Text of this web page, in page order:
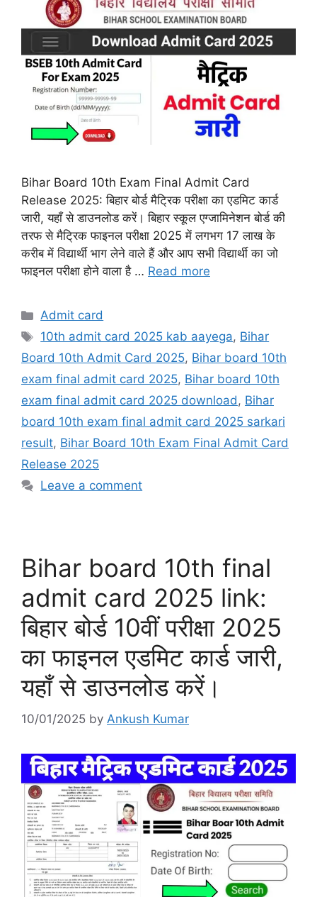
Bihar Board 10th Exam Final Admit Card
Release 2025: बिहार बोर्ड मैट्रिक परीक्षा का एडमिट कार्ड
जारी, यहाँ से डाउनलोड करें। बिहार स्कूल एग्जामिनेशन बोर्ड की
तरफ से मैट्रिक फाइनल परीक्षा 2025 में लगभग 17 लाख के
करीब में विद्यार्थी भाग लेने वाले हैं और आप सभी विद्यार्थी का जो
फाइनल परीक्षा होने वाला है … Read more
Categories
Admit card
Tags
10th admit card 2025 kab aayega, Bihar
Board 10th Admit Card 2025, Bihar board 10th
exam final admit card 2025, Bihar board 10th
exam final admit card 2025 download, Bihar
board 10th exam final admit card 2025 sarkari
result, Bihar Board 10th Exam Final Admit Card
Release 2025
Leave a comment
Bihar board 10th final
admit card 2025 link:
बिहार बोर्ड 10वीं परीक्षा 2025
का फाइनल एडमिट कार्ड जारी,
यहाँ से डाउनलोड करें।
10/01/2025 by Ankush Kumar